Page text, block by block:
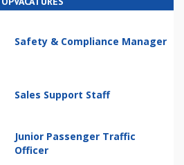
Safety & Compliance Manager
Sales Support Staff
Junior Passenger Traffic
Officer